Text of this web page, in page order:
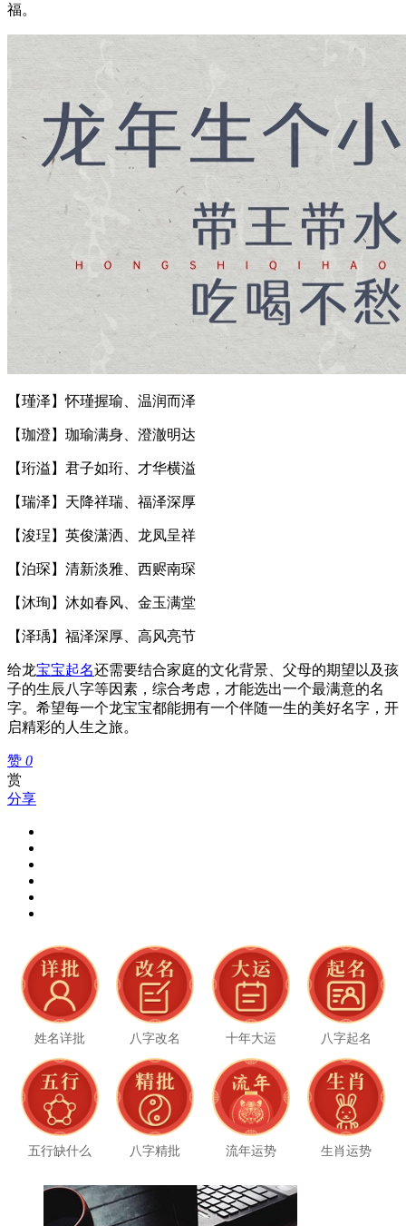
福。
【瑾泽】怀瑾握瑜、温润而泽
【珈澄】珈瑜满身、澄澈明达
【珩溢】君子如珩、才华横溢
【瑞泽】天降祥瑞、福泽深厚
【浚珵】英俊潇洒、龙凤呈祥
【泊琛】清新淡雅、西赆南琛
【沐珣】沐如春风、金玉满堂
【泽瑀】福泽深厚、高风亮节
给龙宝宝起名还需要结合家庭的文化背景、父母的期望以及孩
子的生辰八字等因素，综合考虑，才能选出一个最满意的名
字。希望每一个龙宝宝都能拥有一个伴随一生的美好名字，开
启精彩的人生之旅。
赞 0
赏
分享
姓名详批 八字改名 十年大运 八字起名
五行缺什么 八字精批 流年运势 生肖运势